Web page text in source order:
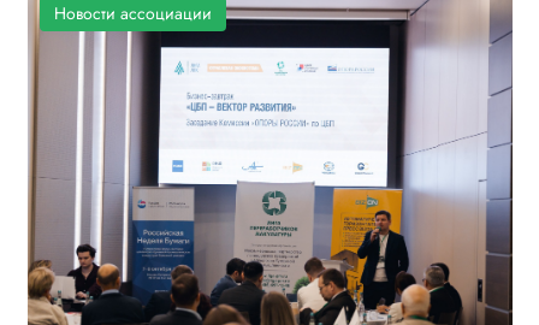
Новости ассоциации